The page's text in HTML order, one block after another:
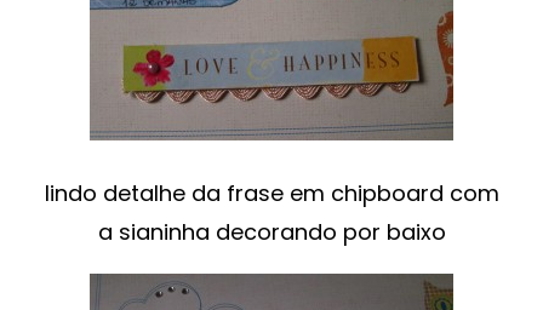
lindo detalhe da frase em chipboard com
a sianinha decorando por baixo